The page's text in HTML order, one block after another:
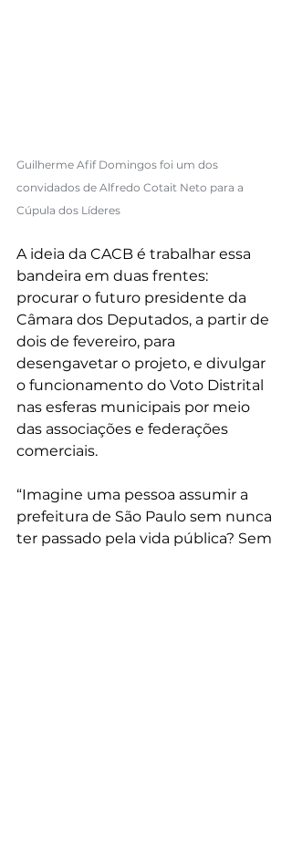
Guilherme Afif Domingos foi um dos
convidados de Alfredo Cotait Neto para a
Cúpula dos Líderes
A ideia da CACB é trabalhar essa
bandeira em duas frentes:
procurar o futuro presidente da
Câmara dos Deputados, a partir de
dois de fevereiro, para
desengavetar o projeto, e divulgar
o funcionamento do Voto Distrital
nas esferas municipais por meio
das associações e federações
comerciais.
“Imagine uma pessoa assumir a
prefeitura de São Paulo sem nunca
ter passado pela vida pública? Sem